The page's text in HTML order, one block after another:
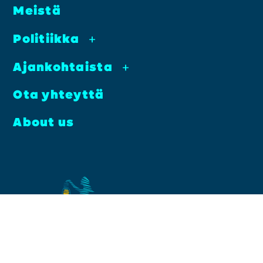
Meis­tä
Poli­tiik­ka
+
Ajan­koh­tais­ta +
Ota yhteyt­tä
About us